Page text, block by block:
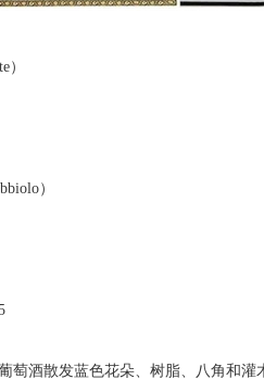
）
酒散发蓝色花朵、树脂、八角和灌